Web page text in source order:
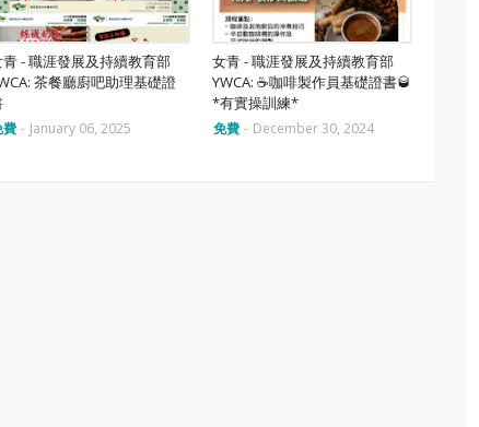
青 - 職涯發展及持續教育部
茶餐廳廚吧助理基礎證
費 - January 06, 2025
女青 - 職涯發展及持續教育部
YWCA: ☕️咖啡製作員基礎證書🥃
*有實操訓練*
免費 - December 30, 2024